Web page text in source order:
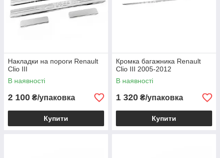
Накладки на пороги Renault
Clio III
В наявності
2 100 ₴/упаковка
Купити
Кромка багажника Renault
Clio III 2005-2012
В наявності
1 320 ₴/упаковка
Купити